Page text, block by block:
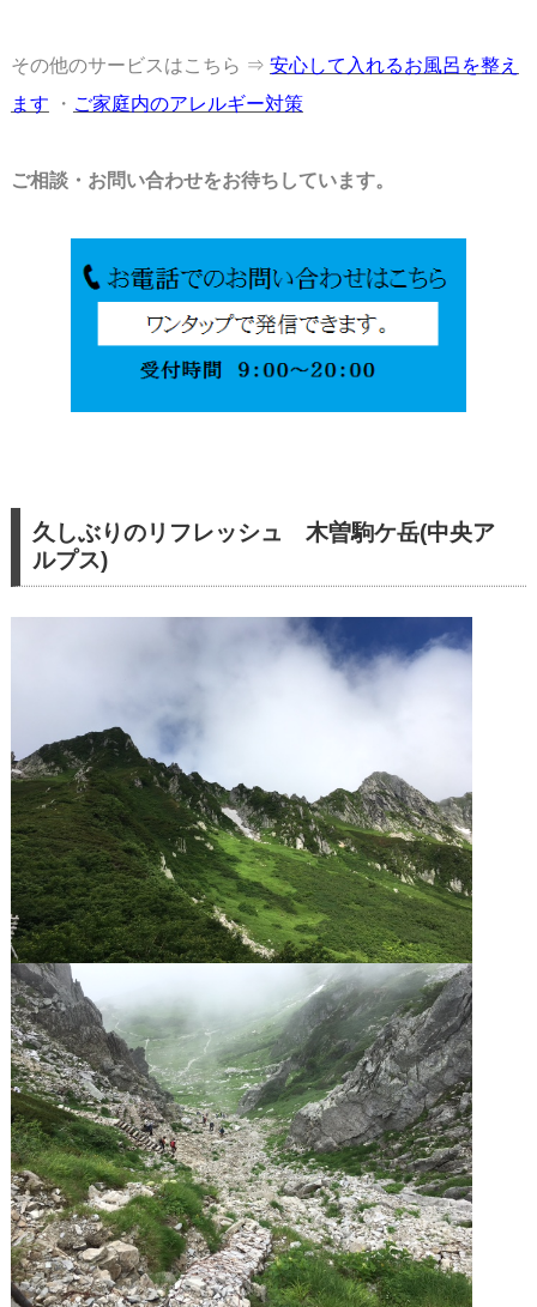
その他のサービスはこちら ⇒ 安心して入れるお風呂を整え
ます ・ ご家庭内のアレルギー対策
ご相談・お問い合わせをお待ちしています。
久しぶりのリフレッシュ 木曽駒ケ岳(中央ア
ルプス)